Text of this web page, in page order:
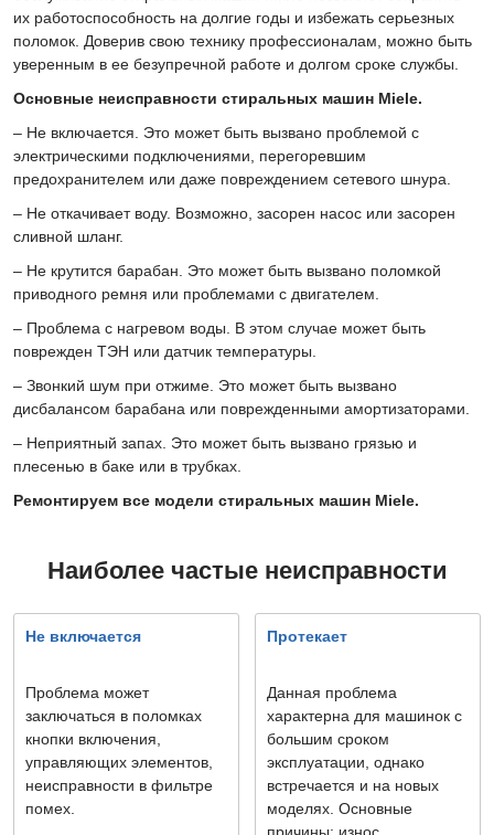
их работоспособность на долгие годы и избежать серьезных
поломок. Доверив свою технику профессионалам, можно быть
уверенным в ее безупречной работе и долгом сроке службы.
Основные неисправности стиральных машин Miele.
– Не включается. Это может быть вызвано проблемой с
электрическими подключениями, перегоревшим
предохранителем или даже повреждением сетевого шнура.
– Не откачивает воду. Возможно, засорен насос или засорен
сливной шланг.
– Не крутится барабан. Это может быть вызвано поломкой
приводного ремня или проблемами с двигателем.
– Проблема с нагревом воды. В этом случае может быть
поврежден ТЭН или датчик температуры.
– Звонкий шум при отжиме. Это может быть вызвано
дисбалансом барабана или поврежденными амортизаторами.
– Неприятный запах. Это может быть вызвано грязью и
плесенью в баке или в трубках.
Ремонтируем все модели стиральных машин Miele.
Наиболее частые неисправности
Не включается
Проблема может
заключаться в поломках
кнопки включения,
управляющих элементов,
неисправности в фильтре
помех.
Протекает
Данная проблема
характерна для машинок с
большим сроком
эксплуатации, однако
встречается и на новых
моделях. Основные